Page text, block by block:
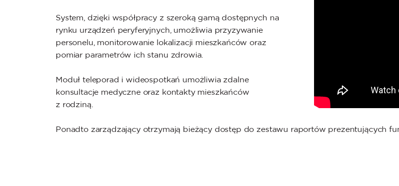
System, dzięki współpracy z szeroką gamą dostępnych na
rynku urządzeń peryferyjnych, umożliwia przyzywanie
personelu, monitorowanie lokalizacji mieszkańców oraz
pomiar parametrów ich stanu zdrowia.
Moduł teleporad i wideospotkań umożliwia zdalne
konsultacje medyczne oraz kontakty mieszkańców
z rodziną.
Ponadto zarządzający otrzymają bieżący dostęp do zestawu raportów prezentujących